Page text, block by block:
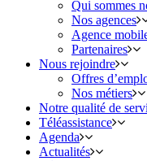
Qui sommes
Nos agences
Agence
Partenaires
Nous rejoindre
Offres
Nos métiers
Notre qualité de
Téléassistance
Agenda
Actualités